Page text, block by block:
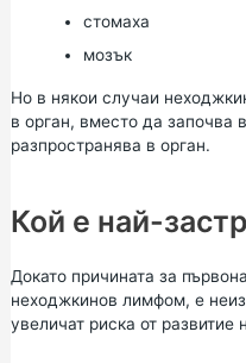
стомаха
мозък
Но в някои случаи
в орган, вместо да започва
разпространява в орган.
Кой е най-
Докато причината за
неходжкинов лимфом, е
увеличат риска от развитие